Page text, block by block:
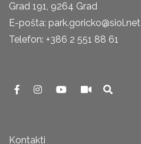
Grad 191, 9264 Grad
E-pošta: park.goricko@siol.net
Telefon: +386 2 551 88 61
Kontakti